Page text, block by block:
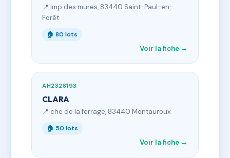
📍 imp des mures, 83440 Saint-Paul-en-
Forêt
🏠 80 lots
Voir la fiche →
AH2328193
CLARA
📍 che de la ferrage, 83440 Montauroux
🏠 50 lots
Voir la fiche →